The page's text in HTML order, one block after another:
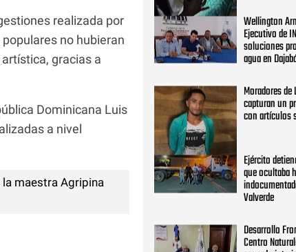
realizada por
no hubieran
gracias a
Dominicana Luis
a nivel
maestra Agripina
Wellington
Ejecutivo de
soluciones
agua en
Moradores de
capturan un
con artículos
Ejército
que ocultaba
Valverde
Desarrollo
Centro